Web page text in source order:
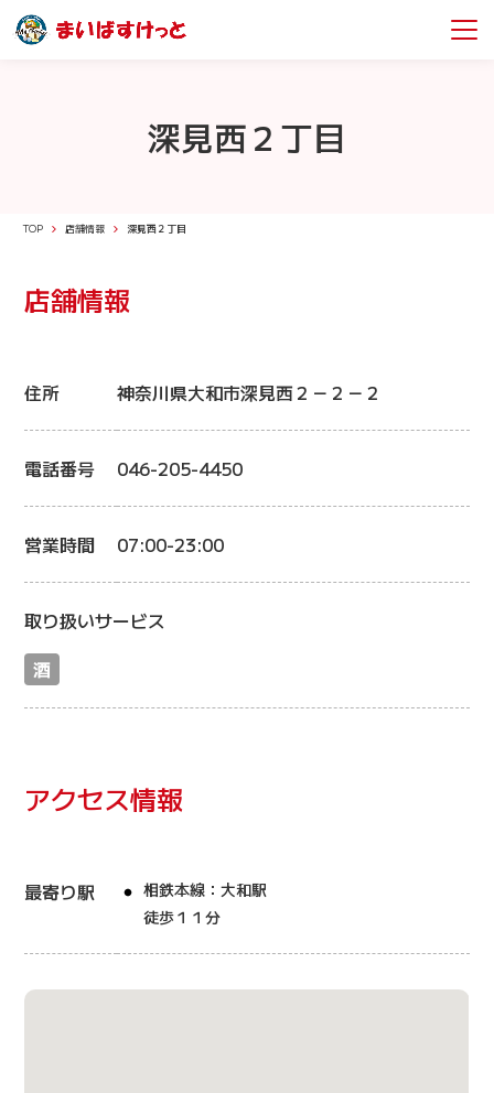
深見西２丁目
TOP 店舗情報 深見西２丁目
店舗情報
住所 神奈川県大和市深見西２－２－２
電話番号 046-205-4450
営業時間 07:00-23:00
取り扱いサービス
酒
アクセス情報
最寄り駅
相鉄本線：大和駅
徒歩１１分